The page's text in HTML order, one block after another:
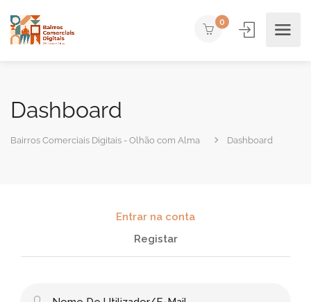
0
Dashboard
Bairros Comerciais Digitais - Olhão com Alma Dashboard
Entrar na conta
Registar